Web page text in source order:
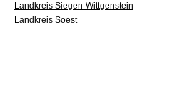
Landkreis Siegen-Wittgenstein
Landkreis Soest